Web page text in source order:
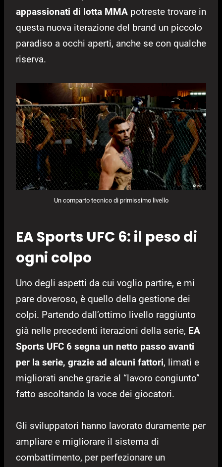
appassionati di lotta MMA potreste trovare in
questa nuova iterazione del brand un piccolo
paradiso a occhi aperti, anche se con qualche
riserva.
Un comparto tecnico di primissimo livello
EA Sports UFC 6: il peso di
ogni colpo
Uno degli aspetti da cui voglio partire, e mi
pare doveroso, è quello della gestione dei
colpi. Partendo dall’ottimo livello raggiunto
già nelle precedenti iterazioni della serie, EA
Sports UFC 6 segna un netto passo avanti
per la serie, grazie ad alcuni fattori, limati e
migliorati anche grazie al “lavoro congiunto”
fatto ascoltando la voce dei giocatori.
Gli sviluppatori hanno lavorato duramente per
ampliare e migliorare il sistema di
combattimento, per perfezionare un